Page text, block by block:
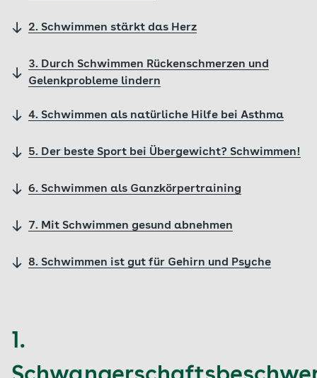
2. Schwimmen stärkt das Herz
3. Durch Schwimmen Rückenschmerzen und
Gelenkprobleme lindern
4. Schwimmen als natürliche Hilfe bei Asthma
5. Der beste Sport bei Übergewicht? Schwimmen!
6. Schwimmen als Ganzkörpertraining
7. Mit Schwimmen gesund abnehmen
8. Schwimmen ist gut für Gehirn und Psyche
1.